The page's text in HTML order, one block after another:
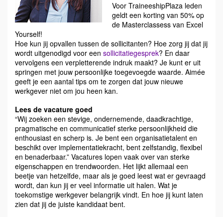
Voor TraineeshipPlaza leden
geldt een korting van 50% op
de Masterclassess van Excel
Yourself!
Hoe kun jij opvallen tussen de sollicitanten? Hoe zorg jij dat jij
wordt uitgenodigd voor een sollicitatiegesprek? En daar
vervolgens een verpletterende indruk maakt? Je kunt er uit
springen met jouw persoonlijke toegevoegde waarde. Aimée
geeft je een aantal tips om te zorgen dat jouw nieuwe
werkgever niet om jou heen kan.
Lees de vacature goed
“Wij zoeken een stevige, ondernemende, daadkrachtige,
pragmatische en communicatief sterke persoonlijkheid die
enthousiast en scherp is. Je bent een organisatietalent en
beschikt over implementatiekracht, bent zelfstandig, flexibel
en benaderbaar.” Vacatures lopen vaak over van sterke
eigenschappen en trendwoorden. Het lijkt allemaal een
beetje van hetzelfde, maar als je goed leest wat er gevraagd
wordt, dan kun jij er veel informatie uit halen. Wat je
toekomstige werkgever belangrijk vindt. En hoe jij kunt laten
zien dat jij de juiste kandidaat bent.